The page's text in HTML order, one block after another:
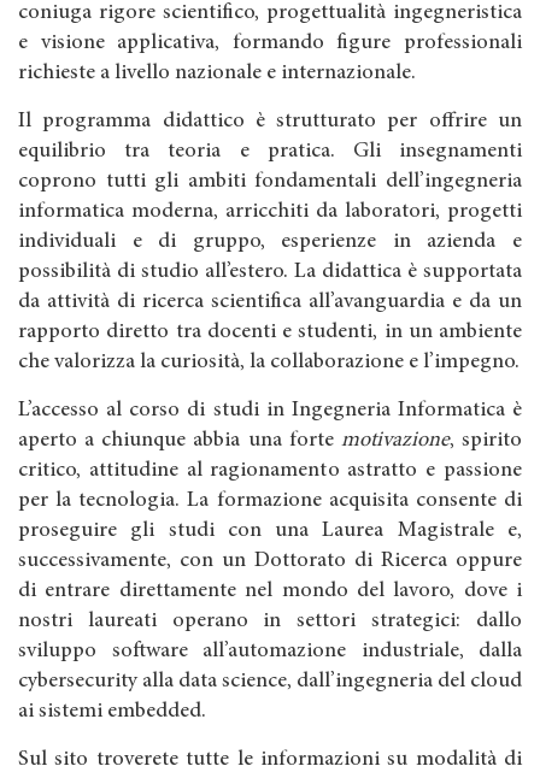
coniuga rigore scientifico, progettualità ingegneristica
e visione applicativa, formando figure professionali
richieste a livello nazionale e internazionale.
Il programma didattico è strutturato per offrire un
equilibrio tra teoria e pratica. Gli insegnamenti
coprono tutti gli ambiti fondamentali dell’ingegneria
informatica moderna, arricchiti da laboratori, progetti
individuali e di gruppo, esperienze in azienda e
possibilità di studio all’estero. La didattica è supportata
da attività di ricerca scientifica all’avanguardia e da un
rapporto diretto tra docenti e studenti, in un ambiente
che valorizza la curiosità, la collaborazione e l’impegno.
L’accesso al corso di studi in Ingegneria Informatica è
aperto a chiunque abbia una forte motivazione, spirito
critico, attitudine al ragionamento astratto e passione
per la tecnologia. La formazione acquisita consente di
proseguire gli studi con una Laurea Magistrale e,
successivamente, con un Dottorato di Ricerca oppure
di entrare direttamente nel mondo del lavoro, dove i
nostri laureati operano in settori strategici: dallo
sviluppo software all’automazione industriale, dalla
cybersecurity alla data science, dall’ingegneria del cloud
ai sistemi embedded.
Sul sito troverete tutte le informazioni su modalità di